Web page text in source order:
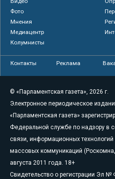
Фото
Мнения
Медиацентр
Колумнисты
Контакты Реклама
© «Парламентская газета», 2026 г.
Электронное периодическое
«Парламентская газета»
Федеральной службе по надзору в
связи, информационных технологий
массовых коммуникаций
августа 2011 года. 18+
Свидетельство о регистрации Эл №